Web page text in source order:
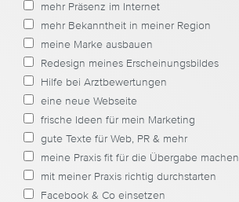
mehr Präsenz im Internet
mehr Bekanntheit in meiner Region
meine Marke ausbauen
Redesign meines Erscheinungsbildes
Hilfe bei Arztbewertungen
eine neue Webseite
frische Ideen für mein Marketing
gute Texte für Web, PR & mehr
meine Praxis fit für die Übergabe machen
mit meiner Praxis richtig durchstarten
Facebook & Co einsetzen